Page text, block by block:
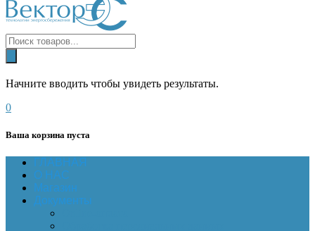
Начните вводить чтобы увидеть результаты.
0
Ваша корзина пуста
ГЛАВНАЯ
О НАС
Магазин
Документы